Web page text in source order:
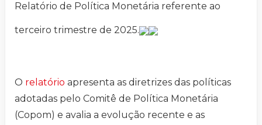
Relatório de Política Monetária referente ao
terceiro trimestre de 2025.
O relatório apresenta as diretrizes das políticas
adotadas pelo Comitê de Política Monetária
(Copom) e avalia a evolução recente e as